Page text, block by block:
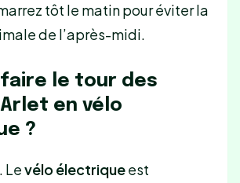
tôt le matin pour éviter la
de l’après-midi.
le tour des
en vélo
?
Levélo électriqueest